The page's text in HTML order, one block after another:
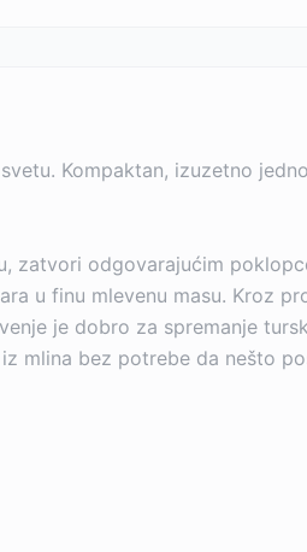
Kompaktan, izuzetno
zatvori odgovarajućim
u finu mlevenu masu. Kroz
je dobro za spremanje
mlina bez potrebe da nešto